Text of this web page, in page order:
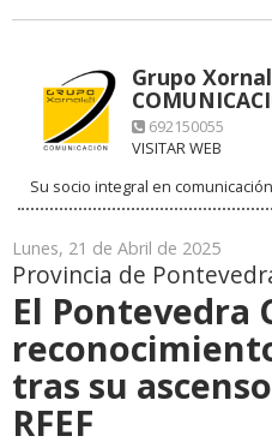
Grupo
692150055
VISITAR WEB
Su socio integral en
Lunes, 21 de Abril de 2025
Provincia de
El Pontevedra
tras su
RFEF